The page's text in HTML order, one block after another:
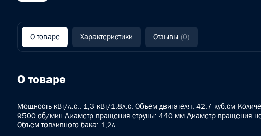
О товаре Характеристики Отзывы (0)
О товаре
Мощность кВт/л.с.: 1,3 кВт/1,8л.с. Объем двигателя: 42,7 куб.см
9500 об/мин Диаметр вращения струны: 440 мм Диаметр вращения
Объем топливного бака: 1,2л